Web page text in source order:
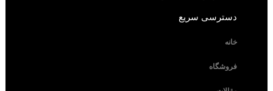
دسترسی سریع
خانه
فروشگاه